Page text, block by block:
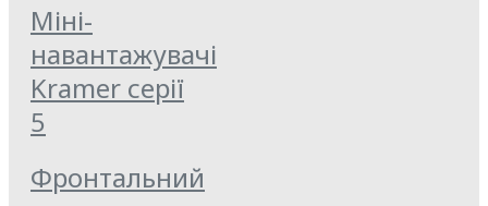
Міні-
навантажувачі
Kramer серії
5
Фронтальний